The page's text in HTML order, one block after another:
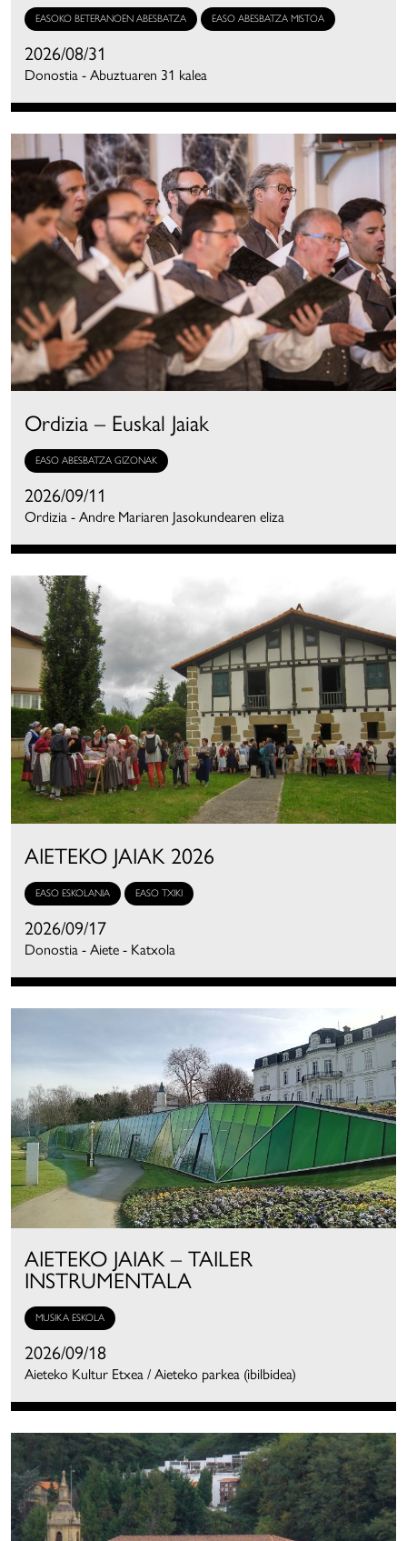
EASOKO BETERANOEN ABESBATZA EASO ABESBATZA MISTOA
2026/08/31
Donostia - Abuztuaren 31 kalea
Ordizia – Euskal Jaiak
EASO ABESBATZA GIZONAK
2026/09/11
Ordizia - Andre Mariaren Jasokundearen eliza
AIETEKO JAIAK 2026
EASO ESKOLANIA EASO TXIKI
2026/09/17
Donostia - Aiete - Katxola
AIETEKO JAIAK – TAILER
INSTRUMENTALA
MUSIKA ESKOLA
2026/09/18
Aieteko Kultur Etxea / Aieteko parkea (ibilbidea)